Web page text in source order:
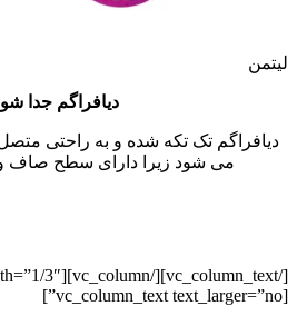
لیتمن
دیافراگم جدا
دیافراگم تک تکه شده و به راحتی
می شود زیرا دارای سطح
[vc_column_text text_larger=”no”]